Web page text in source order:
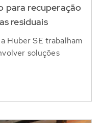
para recuperação
residuais
Huber SE trabalham
soluções